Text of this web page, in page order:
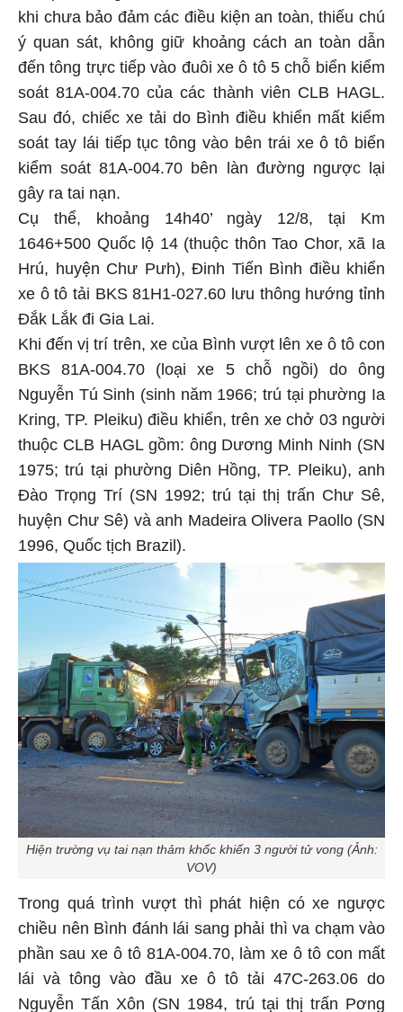
khi chưa bảo đảm các điều kiện an toàn, thiếu chú
ý quan sát, không giữ khoảng cách an toàn dẫn
đến tông trực tiếp vào đuôi xe ô tô 5 chỗ biển kiểm
soát 81A-004.70 của các thành viên CLB HAGL.
Sau đó, chiếc xe tải do Bình điều khiển mất kiểm
soát tay lái tiếp tục tông vào bên trái xe ô tô biển
kiểm soát 81A-004.70 bên làn đường ngược lại
gây ra tai nạn.
Cụ thể, khoảng 14h40’ ngày 12/8, tại Km
1646+500 Quốc lộ 14 (thuộc thôn Tao Chor, xã Ia
Hrú, huyện Chư Pưh), Đinh Tiến Bình điều khiển
xe ô tô tải BKS 81H1-027.60 lưu thông hướng tỉnh
Đắk Lắk đi Gia Lai.
Khi đến vị trí trên, xe của Bình vượt lên xe ô tô con
BKS 81A-004.70 (loại xe 5 chỗ ngồi) do ông
Nguyễn Tú Sinh (sinh năm 1966; trú tại phường Ia
Kring, TP. Pleiku) điều khiển, trên xe chở 03 người
thuộc CLB HAGL gồm: ông Dương Minh Ninh (SN
1975; trú tại phường Diên Hồng, TP. Pleiku), anh
Đào Trọng Trí (SN 1992; trú tại thị trấn Chư Sê,
huyện Chư Sê) và anh Madeira Olivera Paollo (SN
1996, Quốc tịch Brazil).
Hiện trường vụ tai nạn thảm khốc khiến 3 người tử vong (Ảnh:
VOV)
Trong quá trình vượt thì phát hiện có xe ngược
chiều nên Bình đánh lái sang phải thì va chạm vào
phần sau xe ô tô 81A-004.70, làm xe ô tô con mất
lái và tông vào đầu xe ô tô tải 47C-263.06 do
Nguyễn Tấn Xôn (SN 1984, trú tại thị trấn Pơng